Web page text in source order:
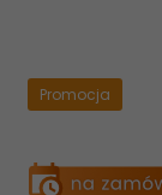
Promocja